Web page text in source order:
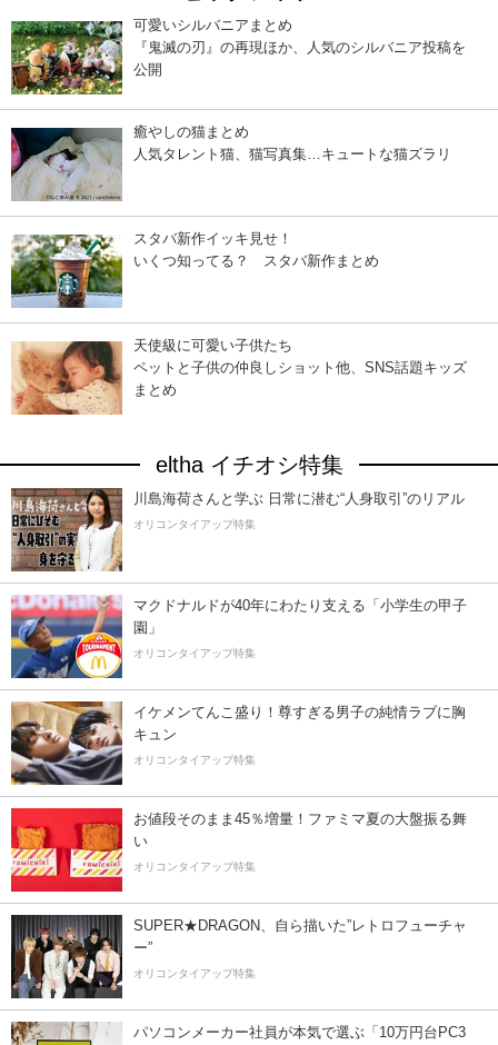
可愛いシルバニアまとめ
『鬼滅の刃』の再現ほか、人気のシルバニア投稿を
公開
癒やしの猫まとめ
人気タレント猫、猫写真集…キュートな猫ズラリ
スタバ新作イッキ見せ！
いくつ知ってる？ スタバ新作まとめ
天使級に可愛い子供たち
ペットと子供の仲良しショット他、SNS話題キッズ
まとめ
eltha イチオシ特集
川島海荷さんと学ぶ 日常に潜む“人身取引”のリアル
オリコンタイアップ特集
マクドナルドが40年にわたり支える「小学生の甲子
園」
オリコンタイアップ特集
イケメンてんこ盛り！尊すぎる男子の純情ラブに胸
キュン
オリコンタイアップ特集
お値段そのまま45％増量！ファミマ夏の大盤振る舞
い
オリコンタイアップ特集
SUPER★DRAGON、自ら描いた”レトロフューチャ
ー”
オリコンタイアップ特集
パソコンメーカー社員が本気で選ぶ「10万円台PC3